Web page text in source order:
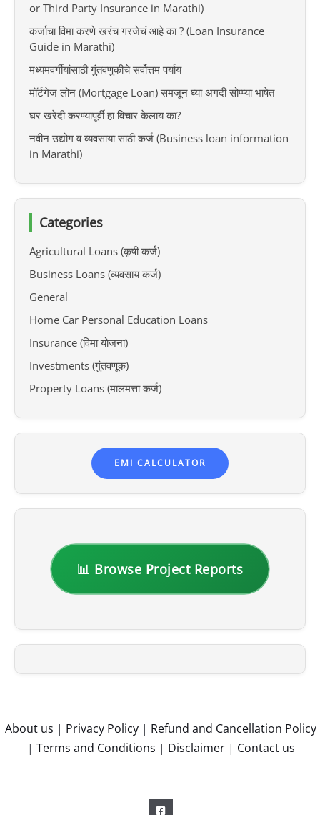
or Third Party Insurance in Marathi)
कर्जाचा विमा करणे खरंच गरजेचं आहे का ? (Loan Insurance
Guide in Marathi)
मध्यमवर्गीयांसाठी गुंतवणुकीचे सर्वोत्तम पर्याय
मॉर्टगेज लोन (Mortgage Loan) समजून घ्या अगदी सोप्प्या भाषेत
घर खरेदी करण्यापूर्वी हा विचार केलाय का?
नवीन उद्योग व व्यवसाया साठी कर्ज (Business loan information
in Marathi)
Categories
Agricultural Loans (कृषी कर्ज)
Business Loans (व्यवसाय कर्ज)
General
Home Car Personal Education Loans
Insurance (विमा योजना)
Investments (गुंतवणूक)
Property Loans (मालमत्ता कर्ज)
EMI CALCULATOR
📊 Browse Project Reports
About us | Privacy Policy | Refund and Cancellation Policy
| Terms and Conditions | Disclaimer| Contact us